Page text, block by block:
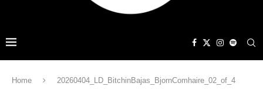
Home 20260404_LD_BitchinBajas_BjornComhaire_02_of_4